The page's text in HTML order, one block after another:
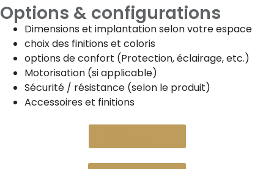
Options & configurations
Dimensions et implantation selon votre espace
choix des finitions et coloris
options de confort (Protection, éclairage, etc.)
Motorisation (si applicable)
Sécurité / résistance (selon le produit)
Accessoires et finitions